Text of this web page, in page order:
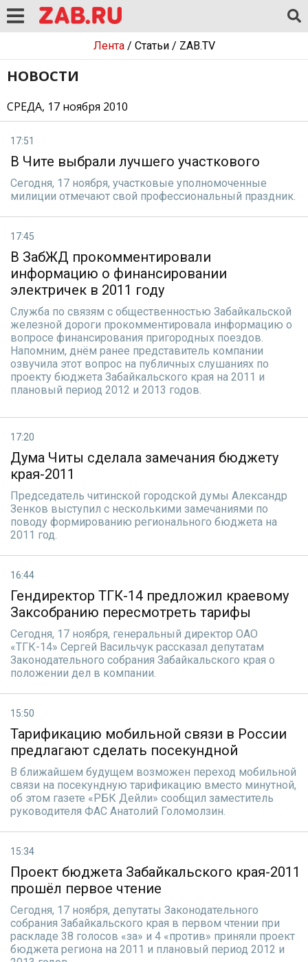
Лента/ Статьи/ ZAB.TV
НОВОСТИ
СРЕДА, 17 ноября 2010
17:51
В Чите выбрали лучшего участкового
Сегодня, 17 ноября, участковые уполномоченные
милиции отмечают свой профессиональный праздник.
17:45
В ЗабЖД прокомментировали
информацию о финансировании
электричек в 2011 году
Служба по связям с общественностью Забайкальской
железной дороги прокомментировала информацию о
вопросе финансирования пригородных поездов.
Напомним, днём ранее представитель компании
озвучила этот вопрос на публичных слушаниях по
проекту бюджета Забайкальского края на 2011 и
плановый период 2012 и 2013 годов.
17:20
Дума Читы сделала замечания бюджету
края-2011
Председатель читинской городской думы Александр
Зенков выступил с несколькими замечаниями по
поводу формированию регионального бюджета на
2011 год.
16:44
Гендиректор ТГК-14 предложил краевому
Заксобранию пересмотреть тарифы
Сегодня, 17 ноября, генеральный директор ОАО
«ТГК-14» Сергей Васильчук рассказал депутатам
Законодательного собрания Забайкальского края о
положении дел в компании.
15:50
Тарификацию мобильной связи в России
предлагают сделать посекундной
В ближайшем будущем возможен переход мобильной
связи на посекундную тарификацию вместо минутной,
об этом газете «РБК Дейли» сообщил заместитель
руководителя ФАС Анатолий Голомолзин.
15:34
Проект бюджета Забайкальского края-2011
прошёл первое чтение
Сегодня, 17 ноября, депутаты Законодательного
собрания Забайкальского края в первом чтении при
раскладе 38 голосов «за» и 4 «против» приняли проект
бюджета региона на 2011 и плановый период 2012 и